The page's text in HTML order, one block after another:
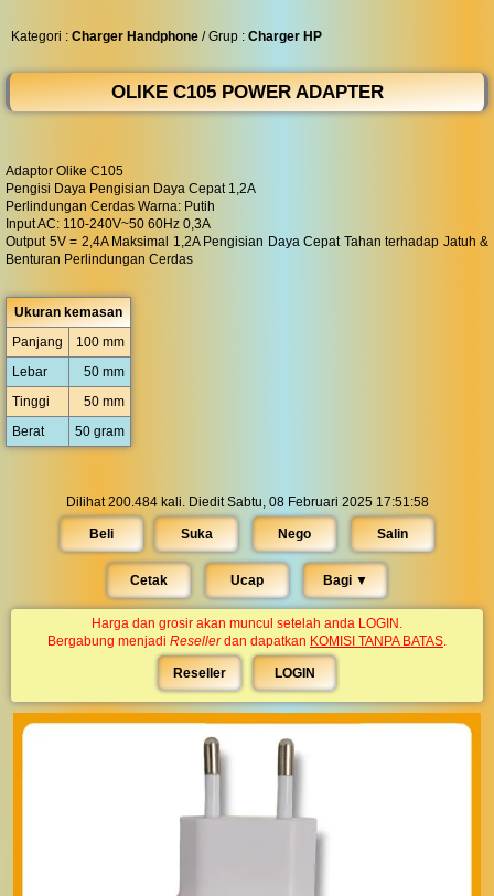
Kategori : Charger Handphone / Grup : Charger HP
OLIKE C105 POWER ADAPTER
Adaptor Olike C105
Pengisi Daya Pengisian Daya Cepat 1,2A
Perlindungan Cerdas Warna: Putih
Input AC: 110-240V~50 60Hz 0,3A
Output 5V = 2,4A Maksimal 1,2A Pengisian Daya Cepat Tahan terhadap Jatuh &
Benturan Perlindungan Cerdas
Ukuran kemasan
Panjang
100 mm
Lebar
50 mm
Tinggi
50 mm
Berat
50 gram
Dilihat 200.484 kali. Diedit Sabtu, 08 Februari 2025 17:51:58
Beli Suka Nego Salin
Cetak Ucap Bagi ▼︎
Harga dan grosir akan muncul setelah anda LOGIN.
Bergabung menjadi Resellerdan dapatkan KOMISI TANPA BATAS.
Reseller LOGIN